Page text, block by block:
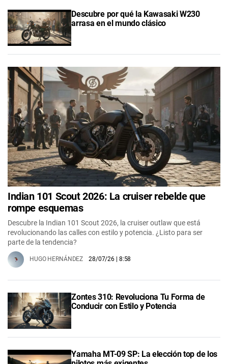
Descubre por qué la Kawasaki W230
arrasa en el mundo clásico
Indian 101 Scout 2026: La cruiser rebelde que
rompe esquemas
Descubre la Indian 101 Scout 2026, la cruiser outlaw que está
revolucionando las calles con estilo y potencia. ¿Listo para ser
parte de la tendencia?
HUGO HERNÁNDEZ 28/07/26 | 8:58
Zontes 310: Revoluciona Tu Forma de
Conducir con Estilo y Potencia
Yamaha MT-09 SP: La elección top de los